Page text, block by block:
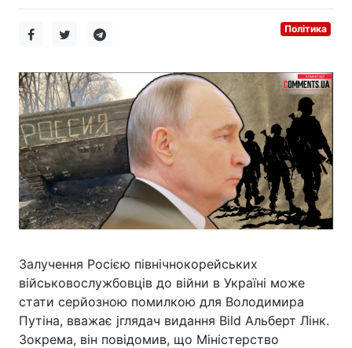
Політика
Залучення Росією північнокорейських
військовослужбовців до війни в Україні може
стати серйозною помилкою для Володимира
Путіна, вважає jглядач видання Bild Альберт Лінк.
Зокрема, він повідомив, що Міністерство